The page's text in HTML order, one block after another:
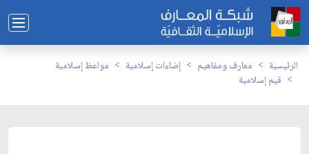
الرئيسية معارف ومفاهيم إضاءات إسلامية
مواعظ إسلامية
قيم إسلامية